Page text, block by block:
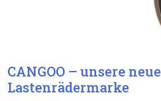
CANGOO – unsere neue
Lastenrädermarke